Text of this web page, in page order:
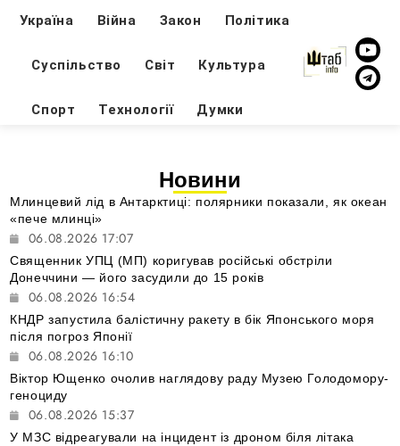
Україна Війна Закон Політика
Суспільство Світ Культура
Спорт Технології Думки
Новини
Млинцевий лід в Антарктиці: полярники показали, як океан
«пече млинці»
06.08.2026 17:07
Священник УПЦ (МП) коригував російські обстріли
Донеччини — його засудили до 15 років
06.08.2026 16:54
КНДР запустила балістичну ракету в бік Японського моря
після погроз Японії
06.08.2026 16:10
Віктор Ющенко очолив наглядову раду Музею Голодомору-
геноциду
06.08.2026 15:37
У МЗС відреагували на інцидент із дроном біля літака